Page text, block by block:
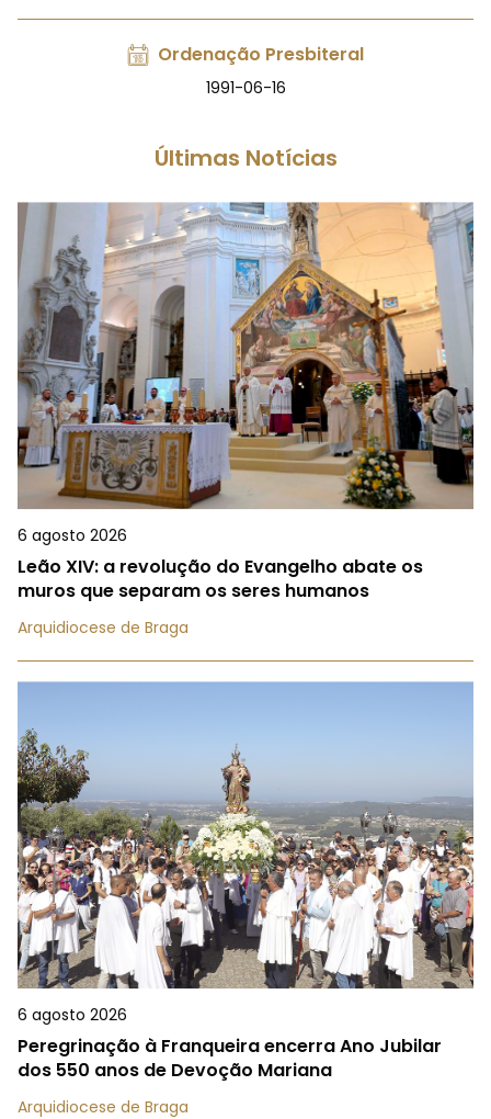
Ordenação Presbiteral
1991-06-16
Últimas Notícias
6 agosto 2026
Leão XIV: a revolução do Evangelho abate os
muros que separam os seres humanos
Arquidiocese de Braga
6 agosto 2026
Peregrinação à Franqueira encerra Ano Jubilar
dos 550 anos de Devoção Mariana
Arquidiocese de Braga